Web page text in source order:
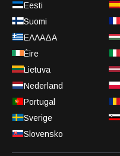
Eesti
Suomi
ΕΛΛΑΔΑ
Éire
Lietuva
Nederland
Portugal
Sverige
Slovensko